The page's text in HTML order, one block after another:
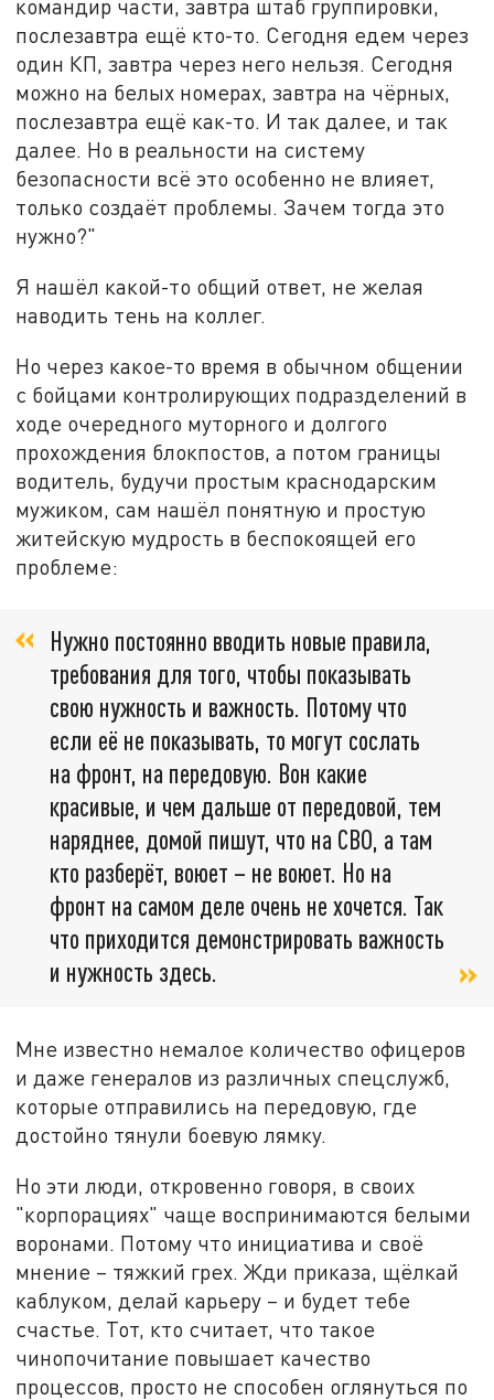
командир части, завтра штаб группировки,
послезавтра ещё кто-то. Сегодня едем через
один КП, завтра через него нельзя. Сегодня
можно на белых номерах, завтра на чёрных,
послезавтра ещё как-то. И так далее, и так
далее. Но в реальности на систему
безопасности всё это особенно не влияет,
только создаёт проблемы. Зачем тогда это
нужно?"
Я нашёл какой-то общий ответ, не желая
наводить тень на коллег.
Но через какое-то время в обычном общении
с бойцами контролирующих подразделений в
ходе очередного муторного и долгого
прохождения блокпостов, а потом границы
водитель, будучи простым краснодарским
мужиком, сам нашёл понятную и простую
житейскую мудрость в беспокоящей его
проблеме:
Нужно постоянно вводить новые правила,
требования для того, чтобы показывать
свою нужность и важность. Потому что
если её не показывать, то могут сослать
на фронт, на передовую. Вон какие
красивые, и чем дальше от передовой, тем
наряднее, домой пишут, что на СВО, а там
кто разберёт, воюет – не воюет. Но на
фронт на самом деле очень не хочется. Так
что приходится демонстрировать важность
и нужность здесь.
Мне известно немалое количество офицеров
и даже генералов из различных спецслужб,
которые отправились на передовую, где
достойно тянули боевую лямку.
Но эти люди, откровенно говоря, в своих
"корпорациях" чаще воспринимаются белыми
воронами. Потому что инициатива и своё
мнение – тяжкий грех. Жди приказа, щёлкай
каблуком, делай карьеру – и будет тебе
счастье. Тот, кто считает, что такое
чинопочитание повышает качество
процессов, просто не способен оглянуться по